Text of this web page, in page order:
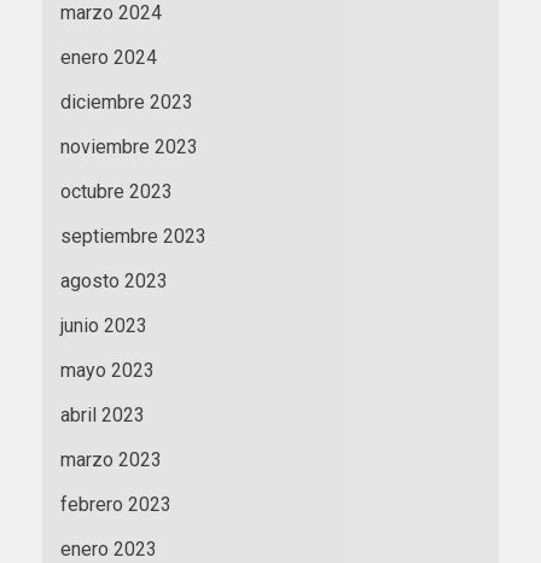
marzo 2024
enero 2024
diciembre 2023
noviembre 2023
octubre 2023
septiembre 2023
agosto 2023
junio 2023
mayo 2023
abril 2023
marzo 2023
febrero 2023
enero 2023